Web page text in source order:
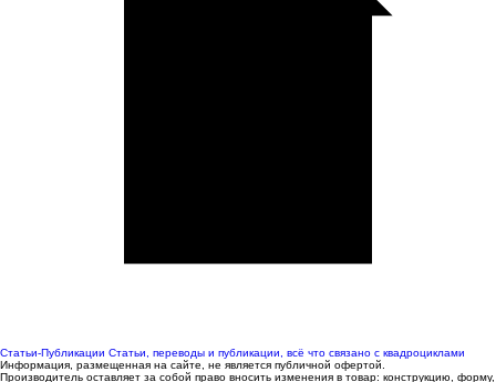
Статьи-Публикации Статьи, переводы и публикации, всё что связано с квадроциклами
Информация, размещенная на сайте, не является публичной офертой.
Производитель оставляет за собой право вносить изменения в товар: конструкцию, форму,